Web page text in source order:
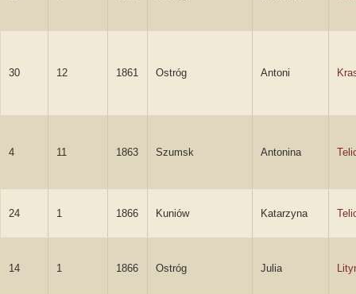
30 12 1861 Ostróg Antoni
4 11 1863 Szumsk Antonina
24 1 1866 Kuniów Katarzyna
14 1 1866 Ostróg Julia